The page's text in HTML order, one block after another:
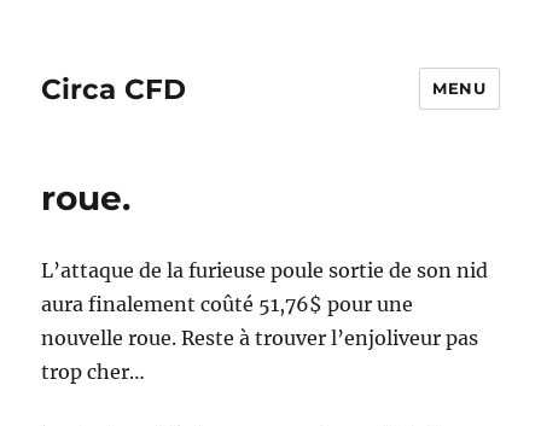
Circa CFD MENU
roue.
L’attaque de la furieuse poule sortie de son nid
aura finalement coûté 51,76$ pour une
nouvelle roue. Reste à trouver l’enjoliveur pas
trop cher…